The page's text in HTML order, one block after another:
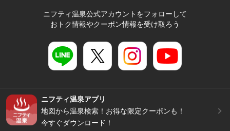
ニフティ温泉公式アカウントをフォローして
おトク情報やクーポン情報を受け取ろう
ニフティ温泉アプリ
地図から温泉検索！お得な限定クーポンも！
今すぐダウンロード！